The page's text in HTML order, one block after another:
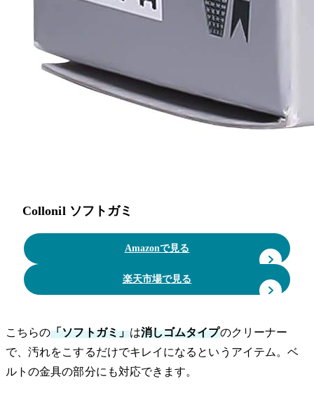
Collonil ソフトガミ
Amazonで見る
楽天市場で見る
こちらの「ソフトガミ」は消しゴムタイプのクリーナー
で、汚れをこするだけでキレイになるというアイテム。ベ
ルトの金具の部分にも対応できます。